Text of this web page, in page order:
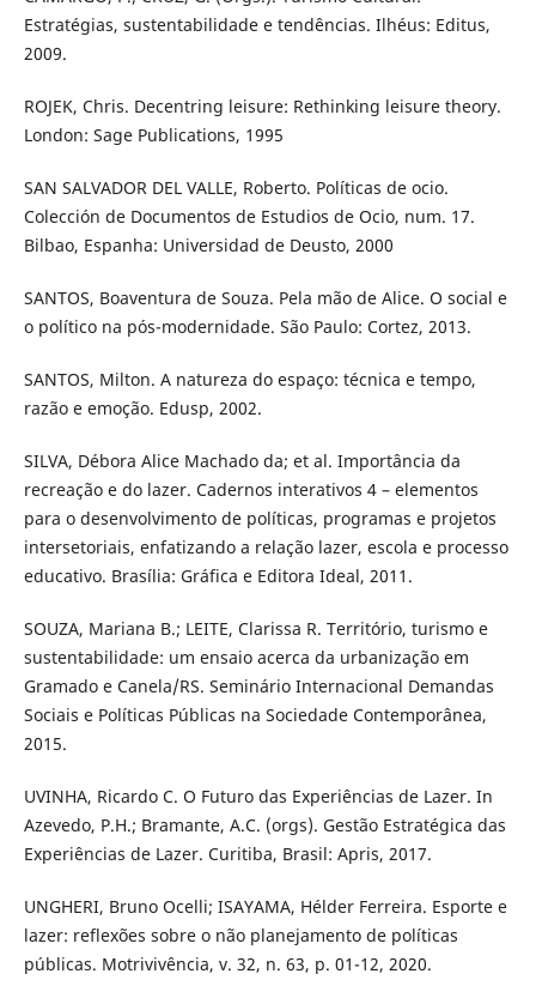
Estratégias, sustentabilidade e tendências. Ilhéus: Editus,
2009.
ROJEK, Chris. Decentring leisure: Rethinking leisure theory.
London: Sage Publications, 1995
SAN SALVADOR DEL VALLE, Roberto. Políticas de ocio.
Colección de Documentos de Estudios de Ocio, num. 17.
Bilbao, Espanha: Universidad de Deusto, 2000
SANTOS, Boaventura de Souza. Pela mão de Alice. O social e
o político na pós-modernidade. São Paulo: Cortez, 2013.
SANTOS, Milton. A natureza do espaço: técnica e tempo,
razão e emoção. Edusp, 2002.
SILVA, Débora Alice Machado da; et al. Importância da
recreação e do lazer. Cadernos interativos 4 – elementos
para o desenvolvimento de políticas, programas e projetos
intersetoriais, enfatizando a relação lazer, escola e processo
educativo. Brasília: Gráfica e Editora Ideal, 2011.
SOUZA, Mariana B.; LEITE, Clarissa R. Território, turismo e
sustentabilidade: um ensaio acerca da urbanização em
Gramado e Canela/RS. Seminário Internacional Demandas
Sociais e Políticas Públicas na Sociedade Contemporânea,
2015.
UVINHA, Ricardo C. O Futuro das Experiências de Lazer. In
Azevedo, P.H.; Bramante, A.C. (orgs). Gestão Estratégica das
Experiências de Lazer. Curitiba, Brasil: Apris, 2017.
UNGHERI, Bruno Ocelli; ISAYAMA, Hélder Ferreira. Esporte e
lazer: reflexões sobre o não planejamento de políticas
públicas. Motrivivência, v. 32, n. 63, p. 01-12, 2020.